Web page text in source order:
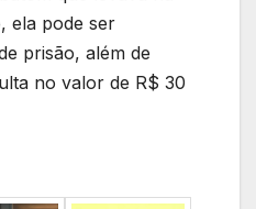
ela pode ser
prisão, além de
no valor de R$ 30